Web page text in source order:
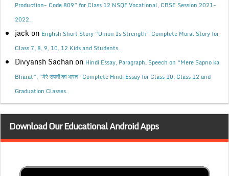
Production- Code 809” for Class 12 NSQF Vocational, CBSE Session 2021-
2022.
jack on English Short Story “Union Is Strength” Complete Moral Story for
Class 7, 8, 9, 10, 12 Kids and Students.
Divyansh Sachan on Hindi Essay, Paragraph, Speech on “Mere Sapno ka
Bharat”, “मेरे सपनों का भारत” Complete Hindi Essay for Class 10, Class 12 and
Graduation Classes.
Download Our Educational Android Apps